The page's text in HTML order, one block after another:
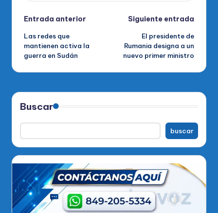
Navegación
de
entradas
Entrada anterior
Las redes que
mantienen activa la
guerra en Sudán
Siguiente entrada
El presidente de
Rumania designa a un
nuevo primer ministro
Buscar
buscar